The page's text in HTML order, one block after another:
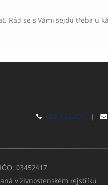
Rád se s Vámi sejdu třeba u
603 795 458 |
03452417
v živnostenském rejstříku